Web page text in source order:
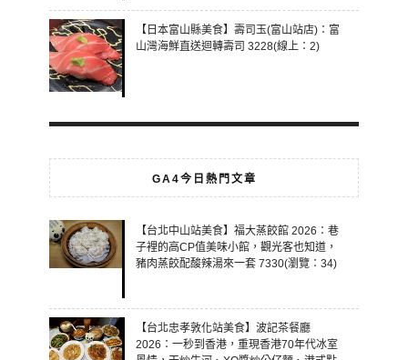
【日本富山縣美食】壽司玉(富山站店)：富
山灣海鮮直送迴轉壽司 3228(線上：2)
GA4今日熱門文章
【台北中山站美食】福大蒸餃館 2026：巷
子裡的高CP值美味小館，觀光客也知道，
豬肉蒸餃配酸辣湯來一套 7330(瀏覽：34)
【台北忠孝敦化站美食】波記茶餐廳
2026：一秒到香港，重現香港70年代冰室